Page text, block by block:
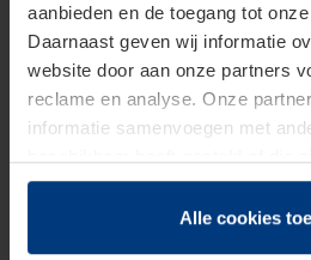
aanbieden en de toegang tot
Daarnaast geven wij informatie
website door aan onze partners
reclame en analyse. Onze
informatie samenvoegen met
hun diensten hebben verzameld.
Juridisch hebben wij het recht om
Alle cookies